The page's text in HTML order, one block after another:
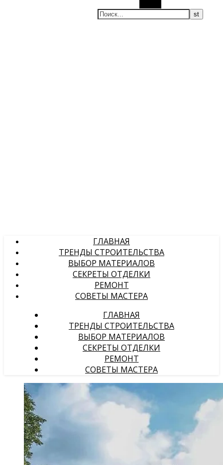
ГЛАВНАЯ
ТРЕНДЫ СТРОИТЕЛЬСТВА
ВЫБОР МАТЕРИАЛОВ
СЕКРЕТЫ ОТДЕЛКИ
РЕМОНТ
СОВЕТЫ МАСТЕРА
ГЛАВНАЯ
ТРЕНДЫ СТРОИТЕЛЬСТВА
ВЫБОР МАТЕРИАЛОВ
СЕКРЕТЫ ОТДЕЛКИ
РЕМОНТ
СОВЕТЫ МАСТЕРА